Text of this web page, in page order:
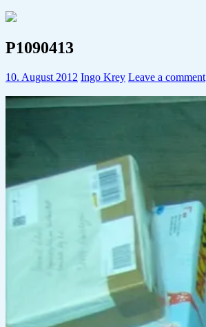
P1090413
10. August 2012 Ingo Krey Leave a comment